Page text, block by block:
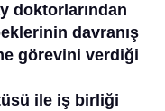
doktorlarından
davranış
görevini verdiği
ile iş birliği